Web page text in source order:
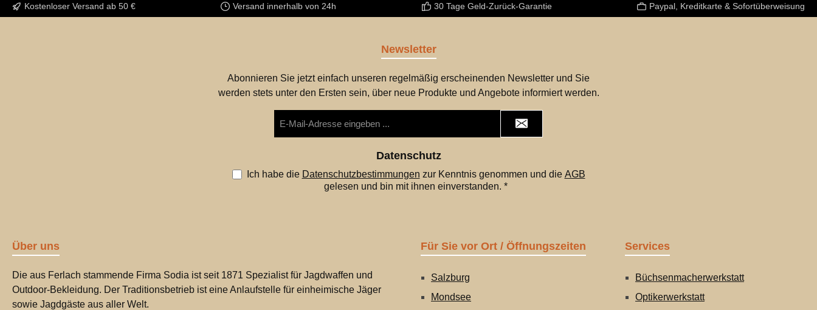
Kostenloser Versand ab 50 € Versand innerhalb von 24h 30 Tage Geld-Zurück-Garantie Paypal, Kreditkarte & Sofortüberweisung
Newsletter
Abonnieren Sie jetzt einfach unseren regelmäßig erscheinenden Newsletter und Sie
werden stets unter den Ersten sein, über neue Produkte und Angebote informiert werden.
Mail-
Datenschutz
Ich habe die Datenschutzbestimmungen zur Kenntnis genommen und die AGB
gelesen und bin mit ihnen einverstanden. *
Über uns
Die aus Ferlach stammende Firma Sodia ist seit 1871 Spezialist für Jagdwaffen und
Outdoor-Bekleidung. Der Traditionsbetrieb ist eine Anlaufstelle für einheimische Jäger
sowie Jagdgäste aus aller Welt.
Für Sie vor Ort / Öffnungszeiten
Salzburg
Mondsee
Services
Büchsenmacherwerkstatt
Optikerwerkstatt